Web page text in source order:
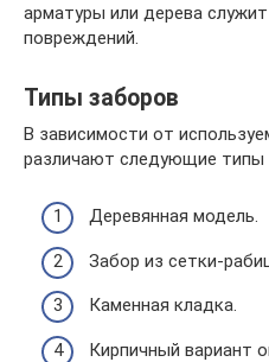
арматуры или дерева
повреждений.
Типы заборов
В зависимости от
различают следующие типы
Деревянная модель.
Забор из сетки-
Каменная кладка.
Кирпичный вариант